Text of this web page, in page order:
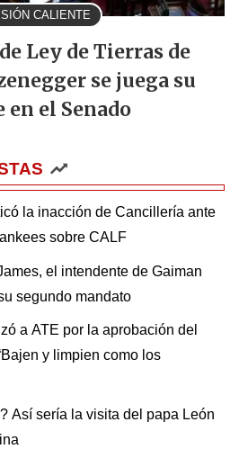
CALIENTE
Ley de Tierras de
se juega su
en el Senado
la inacción de Cancillería ante
sobre CALF
el intendente de Gaiman
segundo mandato
a ATE por la aprobación del
y limpien como los
Así sería la visita del papa León